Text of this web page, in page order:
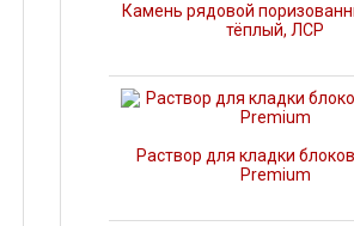
Камень рядовой
тёплый, ЛСР
Раствор для кладки
Premium